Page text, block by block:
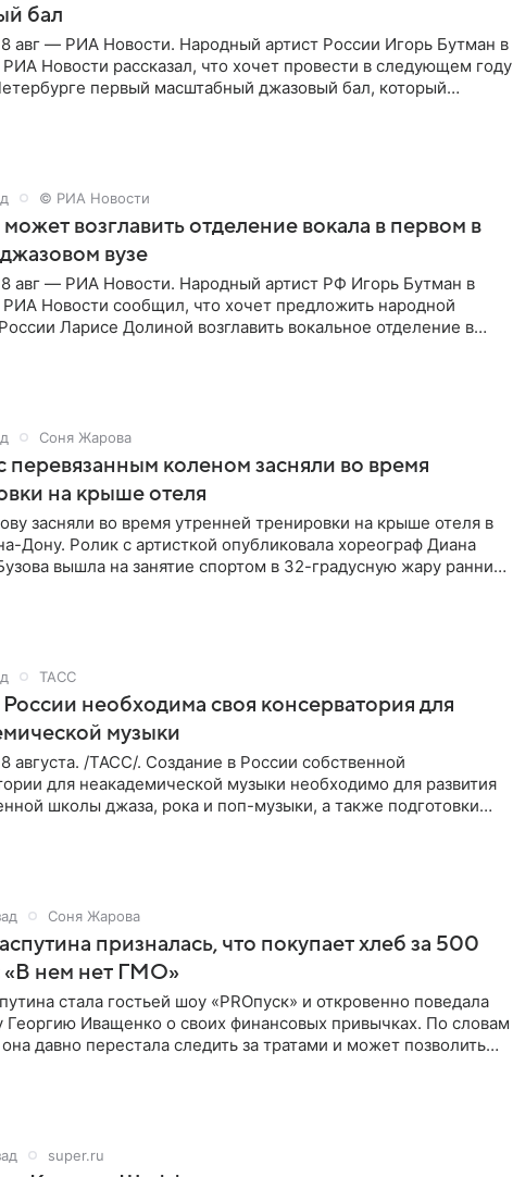
бал
авг — РИА Новости. Народный артист России Игорь Бутман в
Новости рассказал, что хочет провести в следующем году
первый масштабный джазовый бал, который
© РИА Новости
возглавить отделение вокала в первом в
вузе
авг — РИА Новости. Народный артист РФ Игорь Бутман в
Новости сообщил, что хочет предложить народной
Ларисе Долиной возглавить вокальное отделение в
Соня Жарова
перевязанным коленом засняли во время
на крыше отеля
засняли во время утренней тренировки на крыше отеля в
Дону. Ролик с артисткой опубликовала хореограф Диана
вышла на занятие спортом в 32-градусную жару ранним
ТАСС
России необходима своя консерватория для
музыки
/ТАСС/. Создание в России собственной
для неакадемической музыки необходимо для развития
школы джаза, рока и поп-музыки, а также подготовки
Соня Жарова
призналась, что покупает хлеб за 500
«В нем нет ГМО»
стала гостьей шоу «PROпуск» и откровенно поведала
Георгию Иващенко о своих финансовых привычках. По словам
давно перестала следить за тратами и может позволить
super.ru